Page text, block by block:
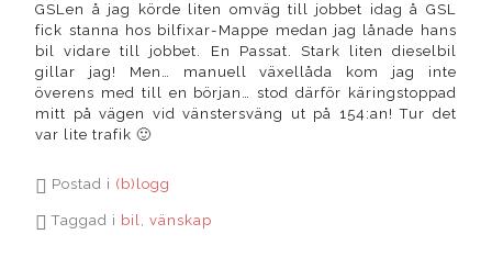
GSLen å jag körde liten omväg till jobbet idag å GSL
fick stanna hos bilfixar-Mappe medan jag lånade hans
bil vidare till jobbet. En Passat. Stark liten dieselbil
gillar jag! Men… manuell växellåda kom jag inte
överens med till en början… stod därför käringstoppad
mitt på vägen vid vänstersväng ut på 154:an! Tur det
var lite trafik 🙂
Postad i (b)logg
Taggad i bil ,vänskap